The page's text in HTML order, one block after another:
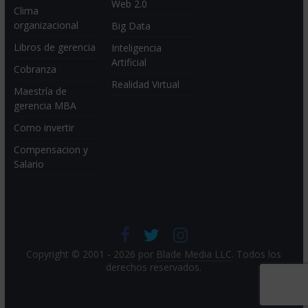
Clima
organizacional
Libros de gerencia
Cobranza
Maestría de
gerencia MBA
Como invertir
Compensacion y
Salario
Web 2.0
Big Data
Inteligencia
Artificial
Realidad Virtual
Copyright © 2001 - 2026 por Blade Media LLC. Todos los
derechos reservados.